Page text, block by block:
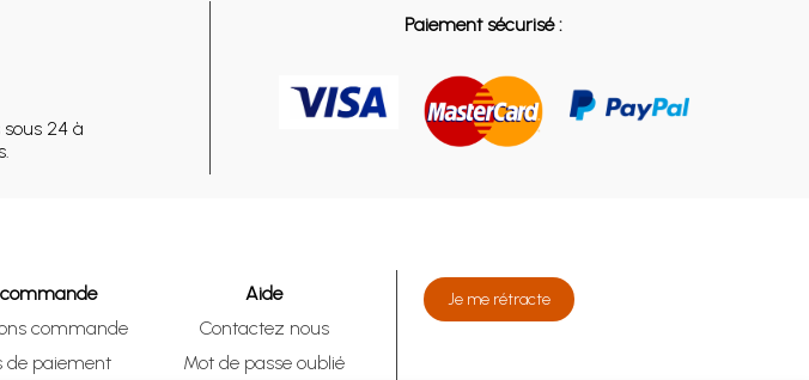
sous 24 à
Paiement sécurisé :
commande
de paiement
Aide
Contactez nous
Mot de passe oublié
Je me rétracte